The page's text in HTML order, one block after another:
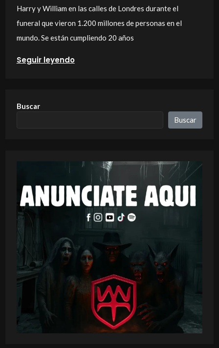
Harry y William en las calles de Londres durante el
funeral que vieron 1.200 millones de personas en el
mundo. Se están cumpliendo 20 años
Seguir leyendo
Buscar
Buscar